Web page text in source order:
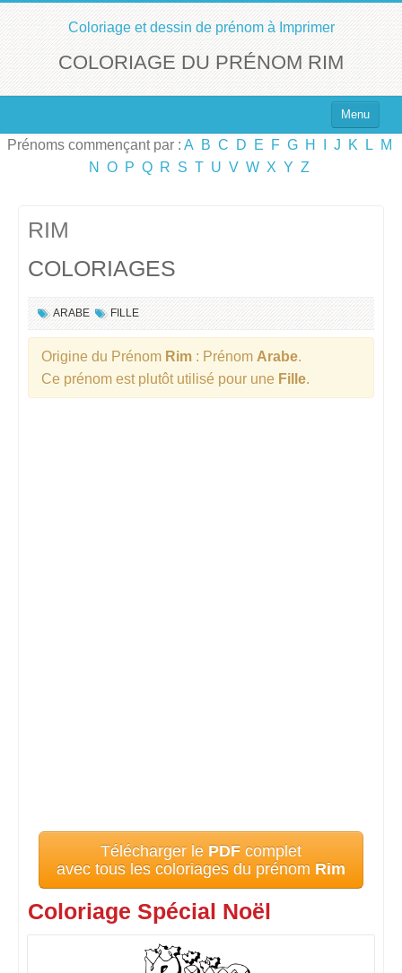
Coloriage et dessin de prénom à Imprimer
COLORIAGE DU PRÉNOM RIM
Menu
Top 100 des Prénoms
Prénoms commençant par : A B C D E F G H J K L
M
N
O P Q R S T U V W X Y Z
RIM
COLORIAGES
ARABE FILLE
Origine du Prénom Rim : Prénom Arabe.
Ce prénom est plutôt utilisé pour une Fille.
Télécharger le PDF complet
avec tous les coloriages du prénom Rim
Coloriage Spécial Noël